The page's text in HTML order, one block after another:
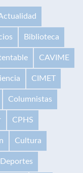
Biblioteca
CAVIME
CIMET
Columnistas
CPHS
Cultura
Deportes